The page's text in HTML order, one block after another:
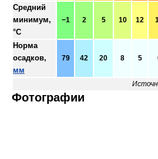
Средний
минимум,
°C
−1 2 5 10 12
Норма
осадков,
мм
79 42 20 8 5
Фотографии